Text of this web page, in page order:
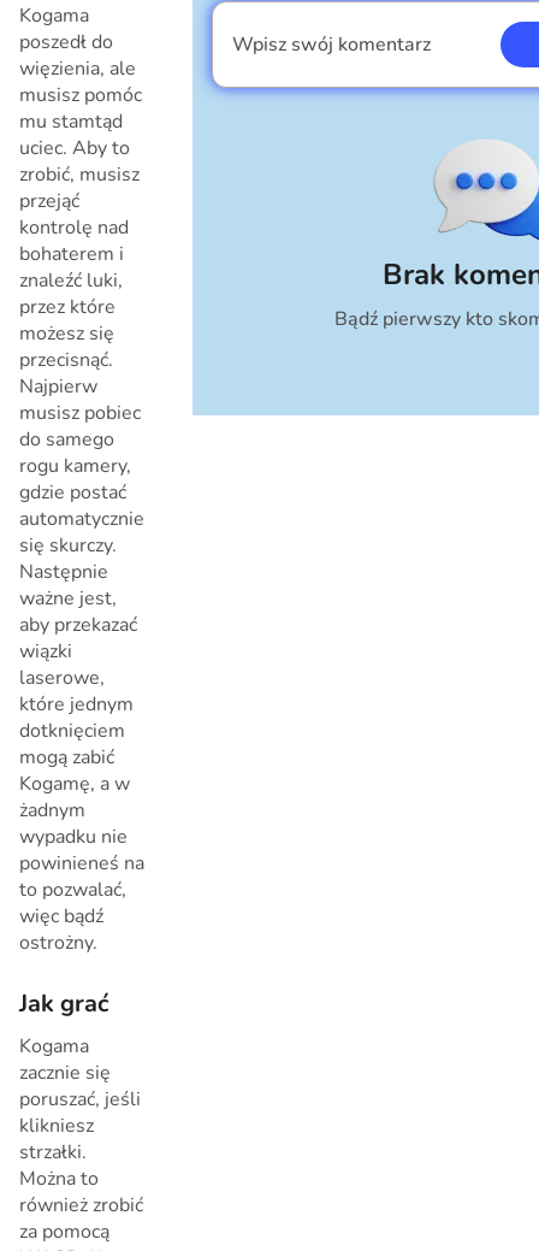
Kogama
poszedł do
więzienia, ale
musisz pomóc
mu stamtąd
uciec. Aby to
zrobić, musisz
przejąć
kontrolę nad
bohaterem i
znaleźć luki,
przez które
możesz się
przecisnąć.
Najpierw
musisz pobiec
do samego
rogu kamery,
gdzie postać
automatycznie
się skurczy.
Następnie
ważne jest,
aby przekazać
wiązki
laserowe,
które jednym
dotknięciem
mogą zabić
Kogamę, a w
żadnym
wypadku nie
powinieneś na
to pozwalać,
więc bądź
ostrożny.
Jak grać
Kogama
zacznie się
poruszać, jeśli
klikniesz
strzałki.
Można to
również zrobić
za pomocą
Brak
Bądź pierwszy kto
Wpisz swój komentarz
Jestem chłopcem
Anuluj